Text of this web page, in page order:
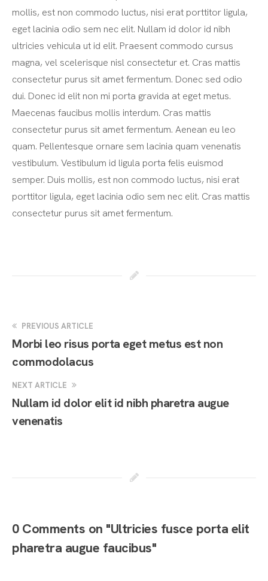
mollis, est non commodo luctus, nisi erat porttitor ligula,
eget lacinia odio sem nec elit. Nullam id dolor id nibh
ultricies vehicula ut id elit. Praesent commodo cursus
magna, vel scelerisque nisl consectetur et. Cras mattis
consectetur purus sit amet fermentum. Donec sed odio
dui. Donec id elit non mi porta gravida at eget metus.
Maecenas faucibus mollis interdum. Cras mattis
consectetur purus sit amet fermentum. Aenean eu leo
quam. Pellentesque ornare sem lacinia quam venenatis
vestibulum. Vestibulum id ligula porta felis euismod
semper. Duis mollis, est non commodo luctus, nisi erat
porttitor ligula, eget lacinia odio sem nec elit. Cras mattis
consectetur purus sit amet fermentum.
PREVIOUS ARTICLE
Morbi leo risus porta eget metus est non
commodolacus
NEXT ARTICLE
Nullam id dolor elit id nibh pharetra augue
venenatis
0 Comments on "Ultricies fusce porta elit
pharetra augue faucibus"